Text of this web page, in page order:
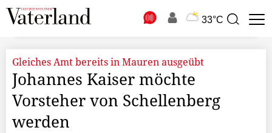
33°C
Suchbegriff
Gleiches Amt bereits in Mauren ausgeübt
Johannes Kaiser möchte
Vorsteher von Schellenberg
werden